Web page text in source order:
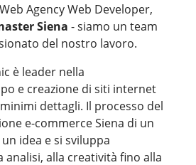
Agency Web Developer,
Siena - siamo un team
del nostro lavoro.
è leader nella
e creazione di siti internet
dettagli. Il processo del
e-commerce Siena di un
idea e si sviluppa
alla creatività fino alla